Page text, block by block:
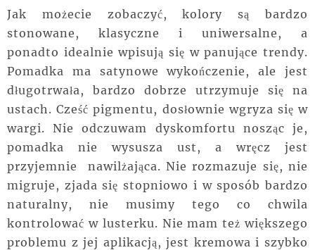
Jak możecie zobaczyć, kolory są bardzo
stonowane, klasyczne i uniwersalne, a
ponadto idealnie wpisują się w panujące trendy.
Pomadka ma satynowe wykończenie, ale jest
długotrwała, bardzo dobrze utrzymuje się na
ustach. Cześć pigmentu, dosłownie wgryza się w
wargi. Nie odczuwam dyskomfortu nosząc je,
pomadka nie wysusza ust, a wręcz jest
przyjemnie nawilżająca. Nie rozmazuje się, nie
migruje, zjada się stopniowo i w sposób bardzo
naturalny, nie musimy tego co chwila
kontrolować w lusterku. Nie mam też większego
problemu z jej aplikacją, jest kremowa i szybko